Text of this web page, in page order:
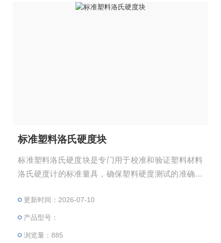
标准塑料洛氏硬度块
标准塑料洛氏硬度块是专门用于校准和验证塑料材料
洛氏硬度计的标准量具，确保塑料硬度测试的准确性
更新时间：2026-07-10
产品型号：
浏览量：885